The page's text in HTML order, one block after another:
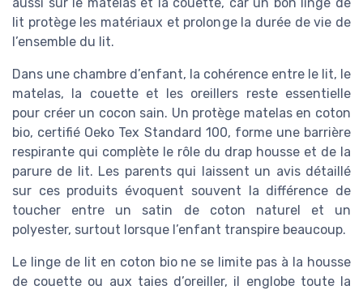
lit protège les matériaux et prolonge la durée de vie de
l’ensemble du lit.
Dans une chambre d’enfant, la cohérence entre le lit, le
matelas, la couette et les oreillers reste essentielle
pour créer un cocon sain. Un protège matelas en coton
bio, certifié Oeko Tex Standard 100, forme une barrière
respirante qui complète le rôle du drap housse et de la
parure de lit. Les parents qui laissent un avis détaillé
sur ces produits évoquent souvent la différence de
toucher entre un satin de coton naturel et un
polyester, surtout lorsque l’enfant transpire beaucoup.
Le linge de lit en coton bio ne se limite pas à la housse
de couette ou aux taies d’oreiller, il englobe toute la